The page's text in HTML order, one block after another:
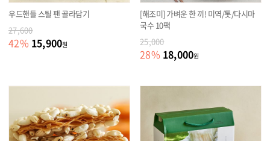
우드핸들 스틸 팬 골라담기
27,600
42% 15,900원
[해조미] 가벼운 한 끼! 미역/톳/다시마
국수 10팩
25,000
28% 18,000원